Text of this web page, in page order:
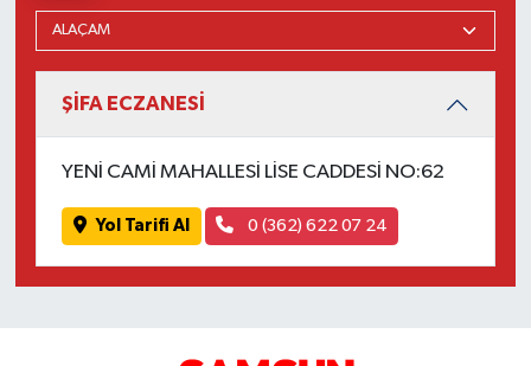
ŞİFA ECZANESİ
YENİ CAMİ MAHALLESİ LİSE CADDESİ NO:62
Yol Tarifi Al 0 (362) 622 07 24